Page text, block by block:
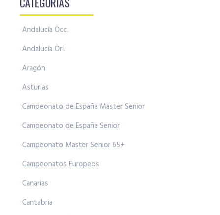
Andalucía Occ.
Andalucía Ori.
Aragón
Asturias
Campeonato de España Master Senior
Campeonato de España Senior
Campeonato Master Senior 65+
Campeonatos Europeos
Canarias
Cantabria